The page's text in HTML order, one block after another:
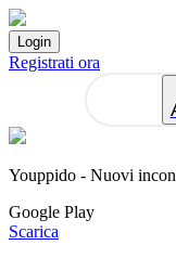
Registrati ora
Youppido - Nuovi
Google Play
Scarica